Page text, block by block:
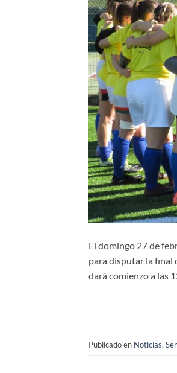
El domingo 27 de
para disputar la final
dará comienzo a las
Publicado en Noticias,